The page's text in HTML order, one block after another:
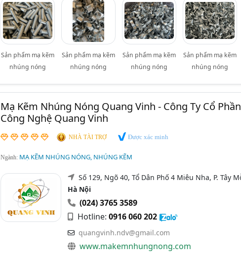
Sản phẩm mạ kẽm
nhúng nóng
Sản phẩm mạ kẽm
nhúng nóng
Sản phẩm mạ kẽm
nhúng nóng
Sản phẩm mạ kẽm
nhúng nóng
Mạ Kẽm Nhúng Nóng Quang Vinh - Công Ty Cổ
Công Nghệ Quang Vinh
NHÀ TÀI TRỢ Được xác minh
Ngành: MẠ KẼM NHÚNG NÓNG, NHÚNG KẼM
Số 129, Ngõ 40, Tổ Dân Phố 4 Miêu Nha, P. Tây
Hà Nội
(024) 3765 3589
Hotline: 0916 060 202
quangvinh.ndv@gmail.com
www.makemnhungnong.com